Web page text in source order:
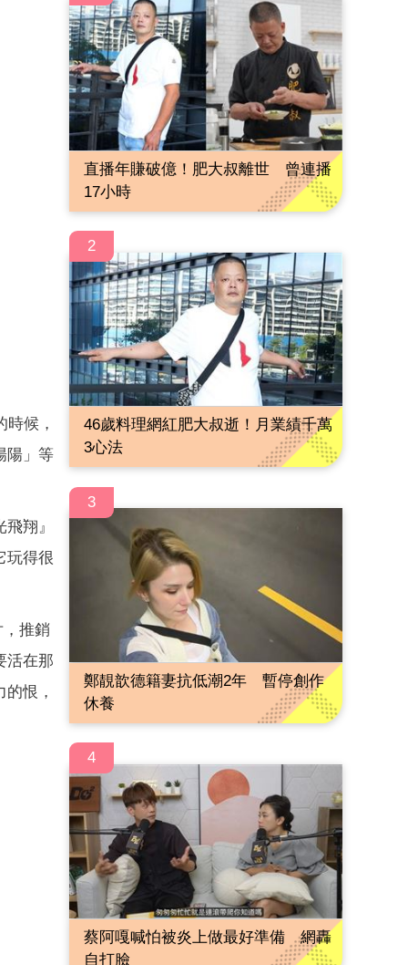
候，
陽」等
翔』
玩得很
推銷
活在那
恨，
直播年賺破億！肥大叔離世 曾連播
17小時
2
46歲料理網紅肥大叔逝！月業績千萬
3心法
3
鄭靚歆德籍妻抗低潮2年 暫停創作
休養
4
蔡阿嘎喊怕被炎上做最好準備 網轟
自打臉